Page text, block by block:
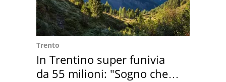
Trento
In Trentino super funivia
da 55 milioni: "Sogno che si